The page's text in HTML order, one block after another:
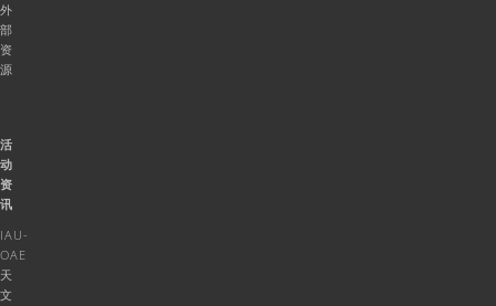
外
部
资
源
活
动
资
讯
IAU-
OAE
天
文